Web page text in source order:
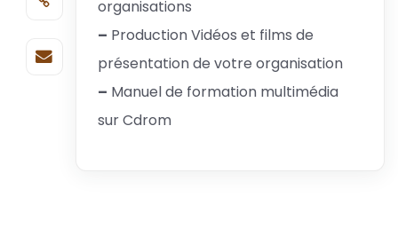
organisations
– Production Vidéos et films de
présentation de votre organisation
– Manuel de formation multimédia
sur Cdrom